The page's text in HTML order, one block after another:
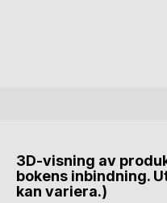
3D-visning av
bokens inbindning.
kan variera.)